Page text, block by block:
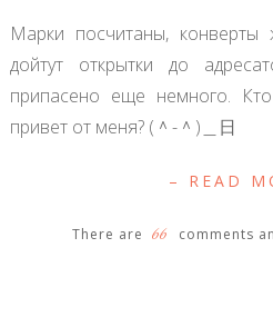
Марки посчитаны, конверты
дойтут открытки до
припасено еще немного.
привет от меня? (＾-＾)＿日
– READ
There are 66 comments